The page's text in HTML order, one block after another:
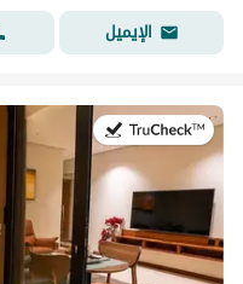
الإيميل
في:21 يوليو 2026